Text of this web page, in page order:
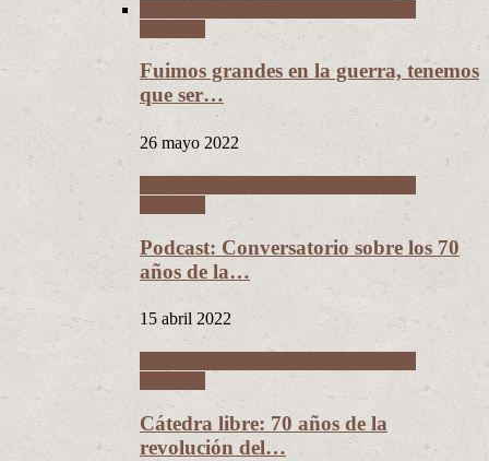
Fuimos grandes en la guerra, tenemos
que ser…
26 mayo 2022
Podcast: Conversatorio sobre los 70
años de la…
15 abril 2022
Cátedra libre: 70 años de la
revolución del…